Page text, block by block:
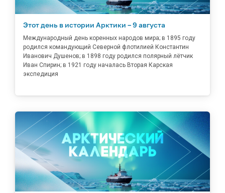
Этот день в истории Арктики – 9 августа
Международный день коренных народов мира; в 1895 году
родился командующий Северной флотилией Константин
Иванович Душенов; в 1898 году родился полярный лётчик
Иван Спирин; в 1921 году началась Вторая Карская
экспедиция